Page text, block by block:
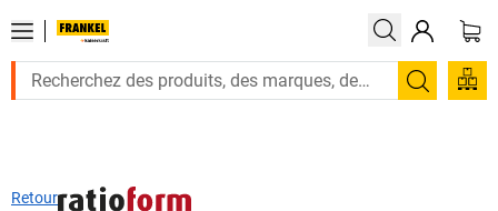
Retour